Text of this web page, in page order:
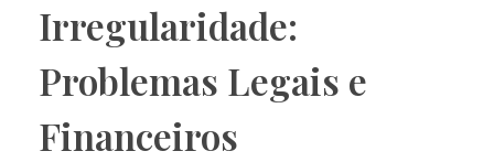
Irregularidade:
Problemas Legais e
Financeiros